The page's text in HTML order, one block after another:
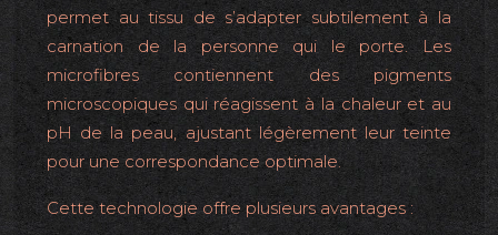
permet au tissu de s’adapter subtilement à la
carnation de la personne qui le porte. Les
microfibres contiennent des pigments
microscopiques qui réagissent à la chaleur et au
pH de la peau, ajustant légèrement leur teinte
pour une correspondance optimale.
Cette technologie offre plusieurs avantages :